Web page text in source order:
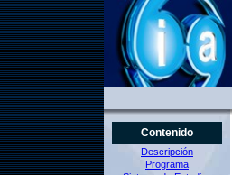
Contenido
Descripción
Programa